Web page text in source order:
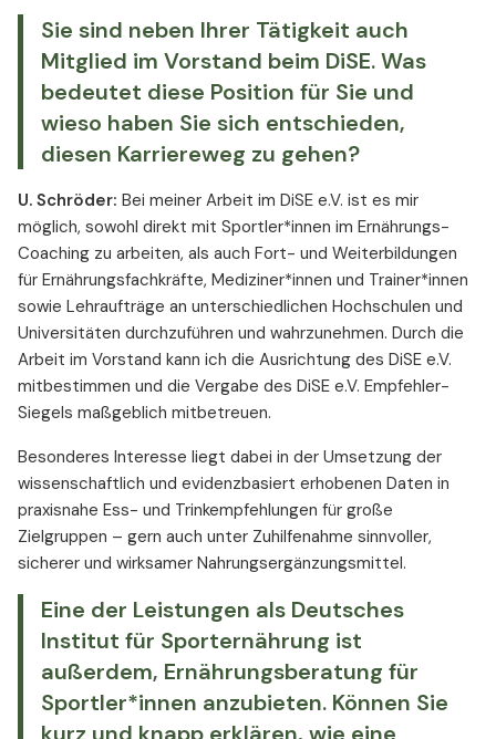
Sie sind neben Ihrer Tätigkeit auch
Mitglied im Vorstand beim DiSE. Was
bedeutet diese Position für Sie und
wieso haben Sie sich entschieden,
diesen Karriereweg zu gehen?
U. Schröder: Bei meiner Arbeit im DiSE e.V. ist es mir
möglich, sowohl direkt mit Sportler*innen im Ernährungs-
Coaching zu arbeiten, als auch Fort- und Weiterbildungen
für Ernährungsfachkräfte, Mediziner*innen und Trainer*innen
sowie Lehraufträge an unterschiedlichen Hochschulen und
Universitäten durchzuführen und wahrzunehmen. Durch die
Arbeit im Vorstand kann ich die Ausrichtung des DiSE e.V.
mitbestimmen und die Vergabe des DiSE e.V. Empfehler-
Siegels maßgeblich mitbetreuen.
Besonderes Interesse liegt dabei in der Umsetzung der
wissenschaftlich und evidenzbasiert erhobenen Daten in
praxisnahe Ess- und Trinkempfehlungen für große
Zielgruppen – gern auch unter Zuhilfenahme sinnvoller,
sicherer und wirksamer Nahrungsergänzungsmittel.
Eine der Leistungen als Deutsches
Institut für Sporternährung ist
außerdem, Ernährungsberatung für
Sportler*innen anzubieten. Können Sie